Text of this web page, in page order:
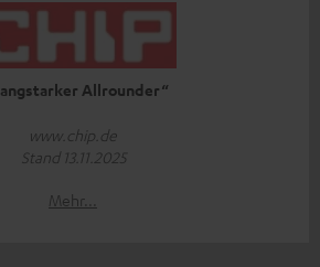
Allrounder“
www.chip.de
Stand 13.11.2025
Mehr...